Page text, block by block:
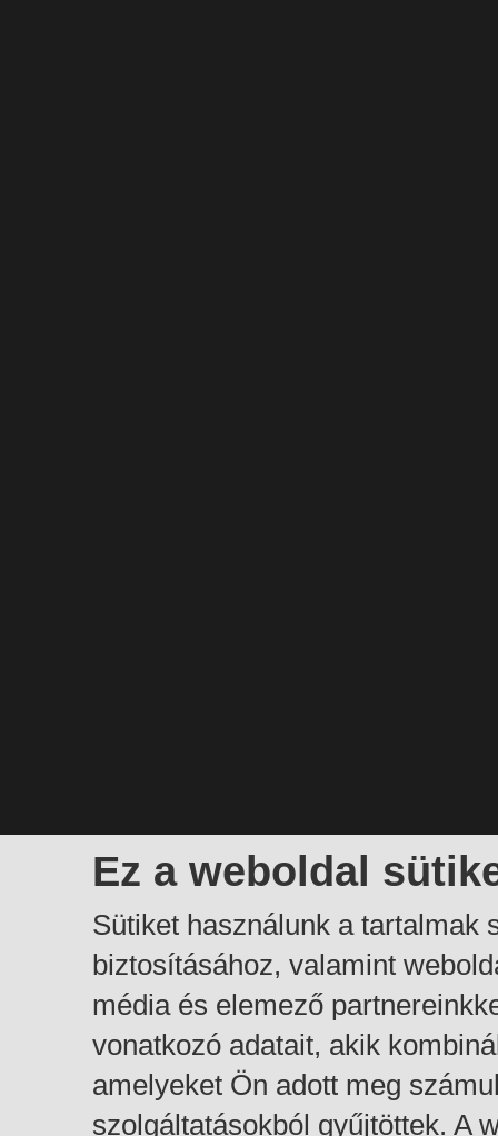
Ez a weboldal
Sütiket használunk a tartalmak
biztosításához, valamint
média és elemező
vonatkozó adatait, akik
amelyeket Ön adott meg
szolgáltatásokból gyűjtöttek. A